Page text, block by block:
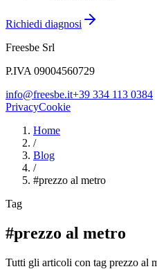
Richiedi diagnosi
Freesbe Srl
P.IVA 09004560729
info@freesbe.it+39 334 113 0384
PrivacyCookie
Home
/
Blog
/
#prezzo al metro
Tag
#prezzo al metro
Tutti gli articoli con tag prezzo al